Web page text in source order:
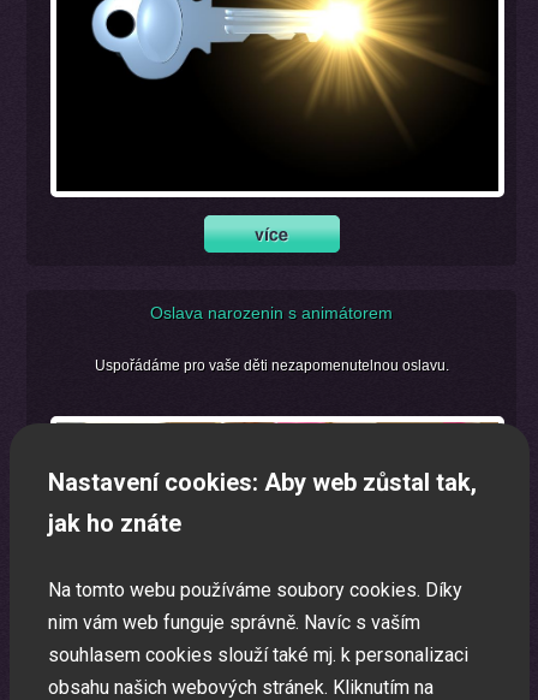
Oslava narozenin s animátorem
Uspořádáme pro vaše děti nezapomenutelnou oslavu.
Nastavení cookies: Aby web zůstal tak,
jak ho znáte
Na tomto webu používáme soubory cookies. Díky
nim vám web funguje správně. Navíc s vaším
souhlasem cookies slouží také mj. k personalizaci
obsahu našich webových stránek. Kliknutím na